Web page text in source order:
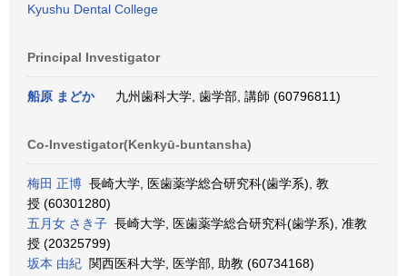
Kyushu Dental College
Principal Investigator
船原 まどか 九州歯科大学, 歯学部, 講師 (60796811)
Co-Investigator(Kenkyū-buntansha)
梅田 正博 長崎大学, 医歯薬学総合研究科(歯学系), 教
授 (60301280)
五月女 さき子 長崎大学, 医歯薬学総合研究科(歯学系), 准教
授 (20325799)
坂本 由紀 関西医科大学, 医学部, 助教 (60734168)